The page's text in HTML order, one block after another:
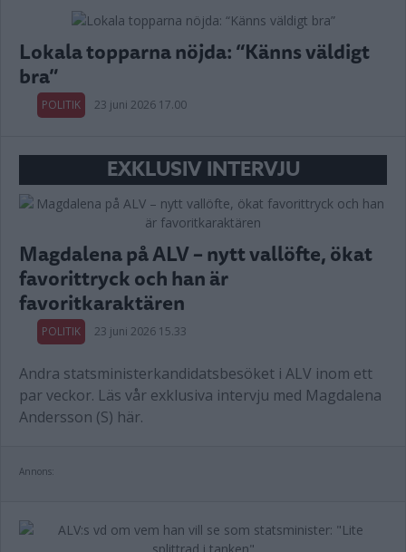
Lokala topparna nöjda: “Känns väldigt
bra”
POLITIK 23 juni 2026 17.00
EXKLUSIV INTERVJU
Magdalena på ALV – nytt vallöfte, ökat
favorittryck och han är
favoritkaraktären
POLITIK 23 juni 2026 15.33
Andra statsministerkandidatsbesöket i ALV inom ett
par veckor. Läs vår exklusiva intervju med Magdalena
Andersson (S) här.
Annons: